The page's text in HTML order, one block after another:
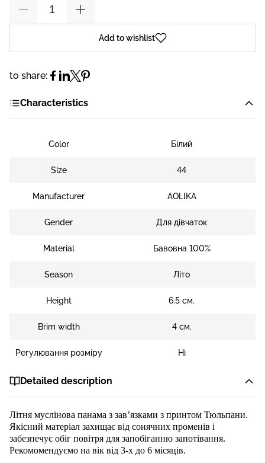
Add to wishlist
to share:
Characteristics
Color Білий
Size 44
Manufacturer AOLIKA
Gender Для дівчаток
Material Бавовна 100%
Season Літо
Height 6.5 см.
Brim width 4 см.
Регулювання розміру Ні
Detailed description
Літня муслінова панама з зав’язками з принтом Тюльпани.
Якісний матеріал захищає від сонячних променів і
забезпечує обіг повітря для запобіганню запотівання.
Рекомомендуємо на вік від 3-х до 6 місяців.